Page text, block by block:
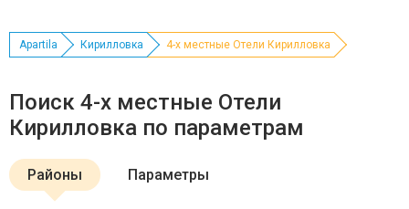
Apartila Кирилловка 4-х местные Отели Кирилловка
Поиск 4-х местные Отели
Кирилловка по параметрам
Районы Параметры